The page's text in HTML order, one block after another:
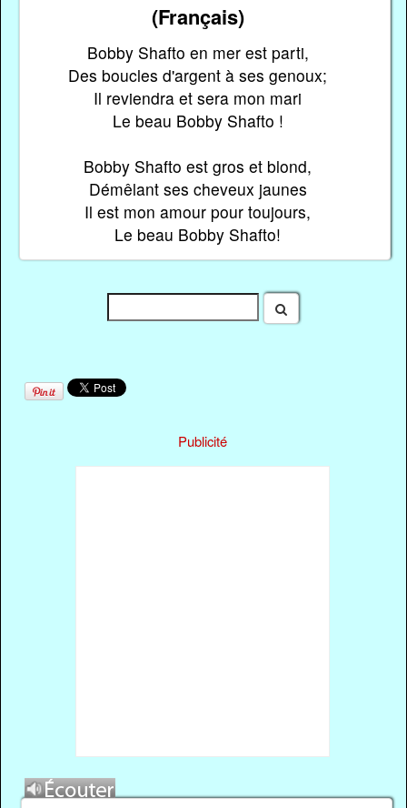
(Français)
Bobby Shafto en mer est parti,
Des boucles d'argent à ses genoux;
Il reviendra et sera mon mari
Le beau Bobby Shafto !
Bobby Shafto est gros et blond,
Démêlant ses cheveux jaunes
Il est mon amour pour toujours,
Le beau Bobby Shafto!
Publicité